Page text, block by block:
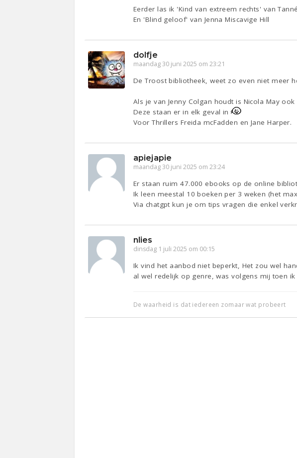
Eerder las ik 'Kind van extreem rechts' van
En 'Blind geloof' van Jenna Miscavige Hill
dolfje
maandag 30 juni 2025 om 23:21
De Troost bibliotheek, weet zo even niet meer
Als je van Jenny Colgan houdt is Nicola May
Deze staan er in elk geval in
Voor Thrillers Freida mcFadden en Jane Harper.
apiejapie
maandag 30 juni 2025 om 23:24
Er staan ruim 47.000 ebooks op de online
Ik leen meestal 10 boeken per 3 weken (het
Via chatgpt kun je om tips vragen die enkel
nlies
dinsdag 1 juli 2025 om 00:15
Ik vind het aanbod niet beperkt, Het zou wel
al wel redelijk op genre, was volgens mij toen
De waarheid is dat iedereen zomaar wat probeert